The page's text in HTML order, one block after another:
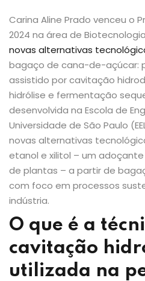
Carina Aline Prado venceu o
2024 na área de
novas alternativas
bagaço de cana-de-açúcar:
assistido por cavitação
hidrólise e fermentação
desenvolvida na Escola de
Universidade de São Paulo
novas alternativas
etanol e xilitol – um
de plantas – a partir de
com foco em processos
indústria.
O que é a
cavitação
utilizada na